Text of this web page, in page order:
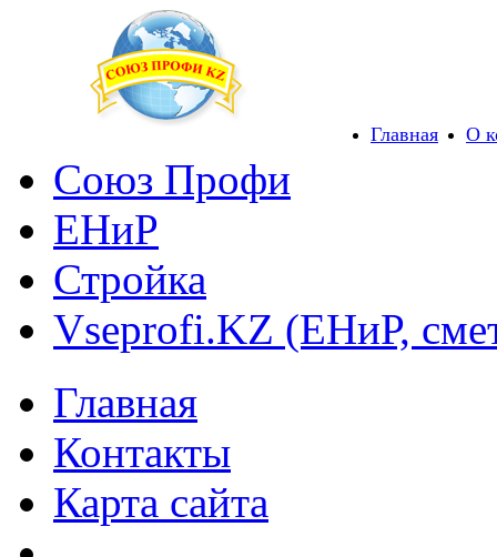
Главная О
Союз Профи
ЕНиР
Стройка
Vseprofi.KZ (ЕНиР,
Главная
Контакты
Карта сайта